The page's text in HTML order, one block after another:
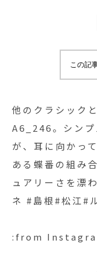
蝶番の組み合わ
根#松江#ルノア
この記
他のクラシック
A6_246。シン
が、耳に向かっ
ある蝶番の組み
ュアリーさを漂
ネ #島根#松江#
:from